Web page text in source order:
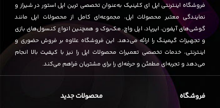
فروشگاه اینترنتی اپل ای کلینیک به‌عنوان تخصصی ترین اپل استور در شیراز و
نمایندگی معتبر محصولات اپل، مجموعه‌ای کامل از محصولات اپل مانند
گوشی‌های آیفون، ایرپاد، اپل واچ، مک‌بوک و همچنین انواع کنسول‌های بازی
و تجهیزات گیمینگ را ارائه می‌دهد. این فروشگاه علاوه بر فروش حضوری و
اینترنتی، خدمات تخصصی تعمیرات محصولات اپل را نیز با کیفیت بالا انجام
می‌دهد و تجربه‌ای مطمئن و حرفه‌ای را برای مشتریان فراهم می‌کند.
فروشگاه محصولات جدید